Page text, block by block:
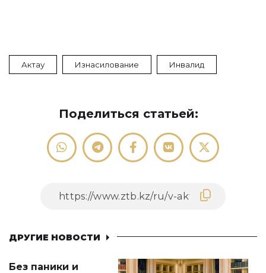
Актау Изнасилование Инвалид
Поделиться статьей:
ДРУГИЕ НОВОСТИ
Без паники и